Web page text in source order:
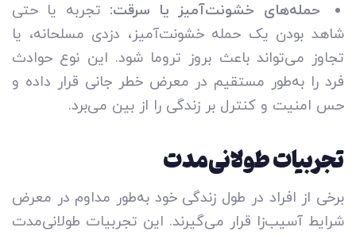
حمله‌های خشونت‌آمیز یا سرقت: تجربه یا حتی
شاهد بودن یک حمله خشونت‌آمیز، دزدی مسلحانه، یا
تجاوز می‌تواند باعث بروز تروما شود. این نوع حوادث
فرد را به‌طور مستقیم در معرض خطر جانی قرار داده و
حس امنیت و کنترل بر زندگی را از بین می‌برد.
تجربیات طولانی‌مدت
برخی از افراد در طول زندگی خود به‌طور مداوم در معرض
شرایط آسیب‌زا قرار می‌گیرند. این تجربیات طولانی‌مدت